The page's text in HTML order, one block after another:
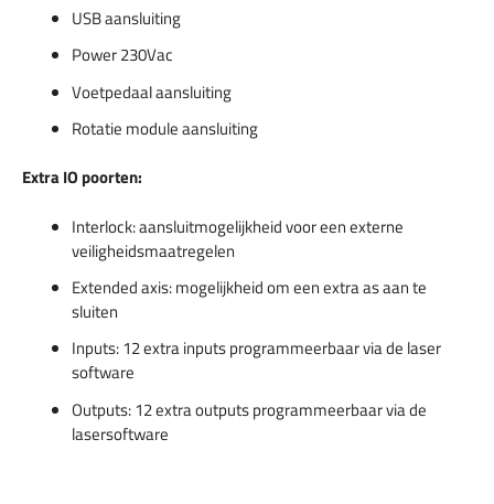
USB aansluiting
Power 230Vac
Voetpedaal aansluiting
Rotatie module aansluiting
Extra IO poorten:
Interlock: aansluitmogelijkheid voor een externe
veiligheidsmaatregelen
Extended axis: mogelijkheid om een extra as aan te
sluiten
Inputs: 12 extra inputs programmeerbaar via de laser
software
Outputs: 12 extra outputs programmeerbaar via de
lasersoftware